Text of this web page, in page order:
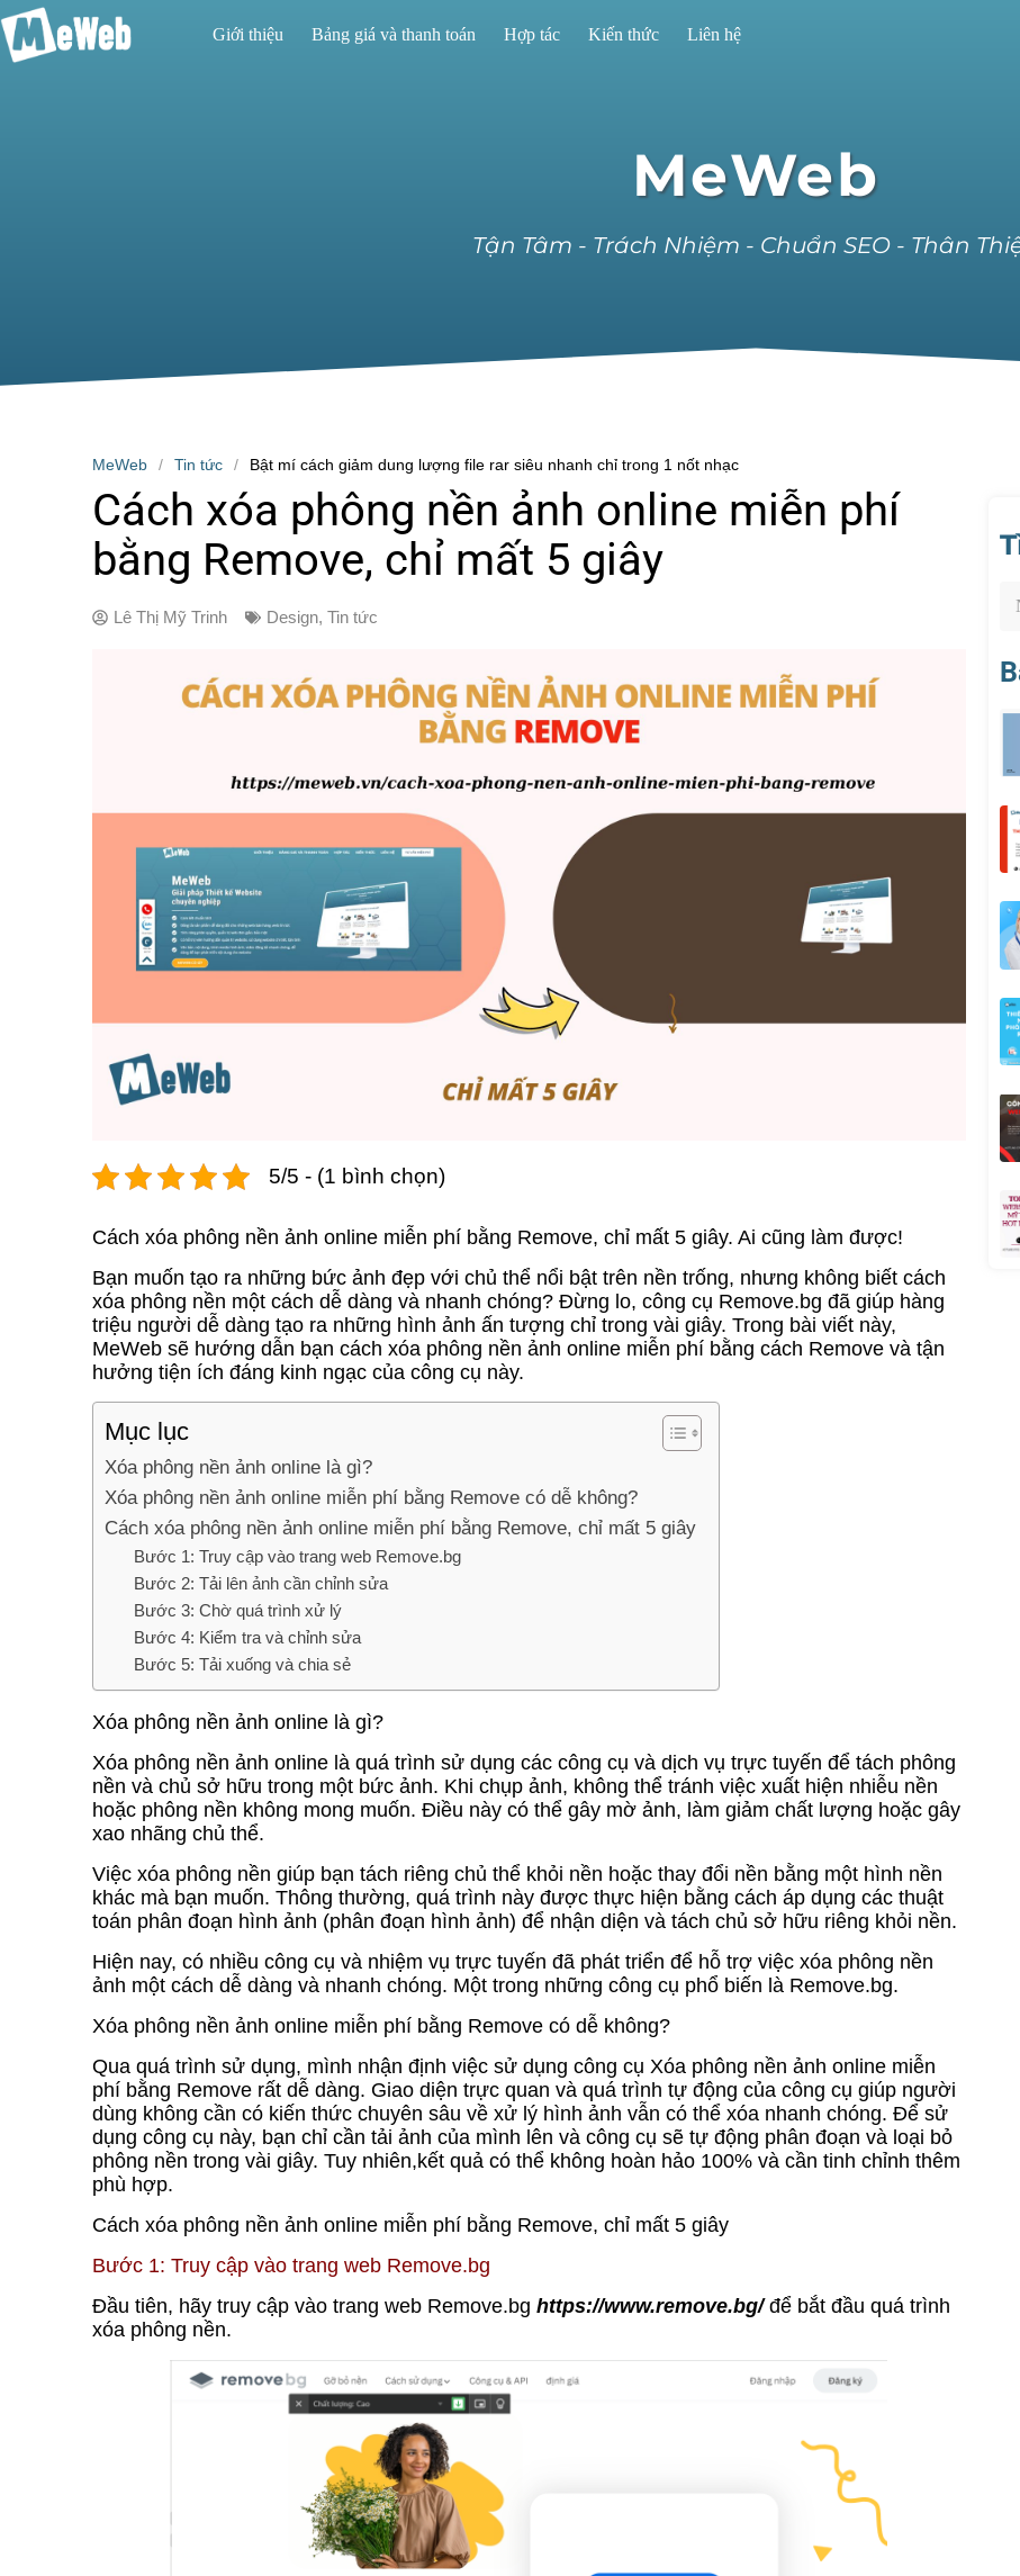
Giới thiệu Bảng giá và thanh toán Hợp tác Kiến thức Liên hệ
MeWeb
Tận Tâm - Trách Nhiệm - Chuẩn SEO - Thân
MeWeb Tin tức Bật mí cách giảm dung lượng file rar siêu nhanh chỉ trong 1 nốt nhạc
Cách xóa phông nền ảnh online miễn phí
bằng Remove, chỉ mất 5 giây
Lê Thị Mỹ Trinh Design, Tin tức
5/5 - (1 bình chọn)
Cách xóa phông nền ảnh online miễn phí bằng Remove, chỉ mất 5 giây. Ai cũng làm được!
Bạn muốn tạo ra những bức ảnh đẹp với chủ thể nổi bật trên nền trống, nhưng không biết cách
xóa phông nền một cách dễ dàng và nhanh chóng? Đừng lo, công cụ Remove.bg đã giúp hàng
triệu người dễ dàng tạo ra những hình ảnh ấn tượng chỉ trong vài giây. Trong bài viết này,
MeWeb sẽ hướng dẫn bạn cách xóa phông nền ảnh online miễn phí bằng cách Remove và tận
hưởng tiện ích đáng kinh ngạc của công cụ này.
Mục lục
Xóa phông nền ảnh online là gì?
Xóa phông nền ảnh online miễn phí bằng Remove có dễ không?
Cách xóa phông nền ảnh online miễn phí bằng Remove, chỉ mất 5 giây
Bước 1: Truy cập vào trang web Remove.bg
Bước 2: Tải lên ảnh cần chỉnh sửa
Bước 3: Chờ quá trình xử lý
Bước 4: Kiểm tra và chỉnh sửa
Bước 5: Tải xuống và chia sẻ
Xóa phông nền ảnh online là gì?
Xóa phông nền ảnh online là quá trình sử dụng các công cụ và dịch vụ trực tuyến để tách phông
nền và chủ sở hữu trong một bức ảnh. Khi chụp ảnh, không thể tránh việc xuất hiện nhiễu nền
hoặc phông nền không mong muốn. Điều này có thể gây mờ ảnh, làm giảm chất lượng hoặc gây
xao nhãng chủ thể.
Việc xóa phông nền giúp bạn tách riêng chủ thể khỏi nền hoặc thay đổi nền bằng một hình nền
khác mà bạn muốn. Thông thường, quá trình này được thực hiện bằng cách áp dụng các thuật
toán phân đoạn hình ảnh (phân đoạn hình ảnh) để nhận diện và tách chủ sở hữu riêng khỏi nền.
Hiện nay, có nhiều công cụ và nhiệm vụ trực tuyến đã phát triển để hỗ trợ việc xóa phông nền
ảnh một cách dễ dàng và nhanh chóng. Một trong những công cụ phổ biến là Remove.bg.
Xóa phông nền ảnh online miễn phí bằng Remove có dễ không?
Qua quá trình sử dụng, mình nhận định việc sử dụng công cụ Xóa phông nền ảnh online miễn
phí bằng Remove rất dễ dàng. Giao diện trực quan và quá trình tự động của công cụ giúp người
dùng không cần có kiến ​​thức chuyên sâu về xử lý hình ảnh vẫn có thể xóa nhanh chóng. Để sử
dụng công cụ này, bạn chỉ cần tải ảnh của mình lên và công cụ sẽ tự động phân đoạn và loại bỏ
phông nền trong vài giây. Tuy nhiên,kết quả có thể không hoàn hảo 100% và cần tinh chỉnh thêm
phù hợp.
Cách xóa phông nền ảnh online miễn phí bằng Remove, chỉ mất 5 giây
Bước 1: Truy cập vào trang web Remove.bg
Đầu tiên, hãy truy cập vào trang web Remove.bg https://www.remove.bg/để bắt đầu quá trình
xóa phông nền.